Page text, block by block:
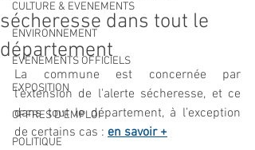
CULTURE & EVENEMENTS
ENVIRONNEMENT
ÉVÉNEMENTS OFFICIELS
EXPOSITION
OFFRES D'EMPLOI
POLITIQUE
sécheresse dans tout le
département
La commune est concernée par
l'extension de l'alerte sécheresse, et ce
dans tout le département, à l’exception
de certains cas : en savoir +